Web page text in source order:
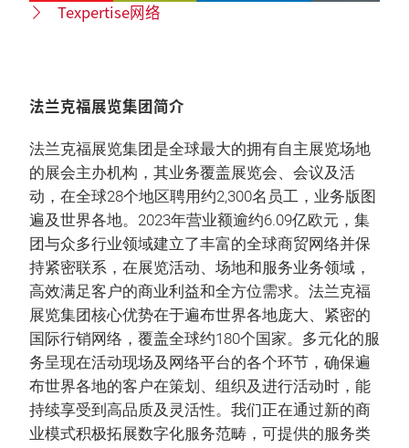
Texpertise网络
法兰克福展览集团简介
法兰克福展览集团是全球最大的拥有自主展览场地
的展会主办机构，其业务覆盖展览会、会议及活
动，在全球28个地区聘用约2,300名员工，业务版图
遍及世界各地。2023年营业额逾约6.09亿欧元，集
团与众多行业领域建立了丰富的全球商贸网络并保
持紧密联系，在展览活动、场地和服务业务领域，
高效满足客户的商业利益和全方位需求。法兰克福
展览集团核心优势在于遍布世界各地庞大、紧密的
国际行销网络，覆盖全球约180个国家。多元化的服
务呈现在活动现场及网络平台的各个环节，确保遍
布世界各地的客户在策划、组织及进行活动时，能
持续享受到高品质及灵活性。我们正在通过新的商
业模式积极拓展数字化服务范畴，可提供的服务类